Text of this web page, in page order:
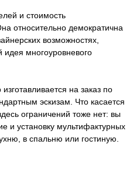
и стоимость
относительно демократична
возможностях,
идея многоуровневого
на заказ по
эскизам. Что касается
ограничений тоже нет: вы
и установку мультифактурных
в спальню или гостиную.